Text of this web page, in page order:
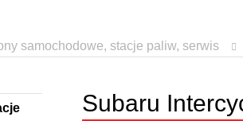
samochodowe, stacje paliw, serwis
Subaru